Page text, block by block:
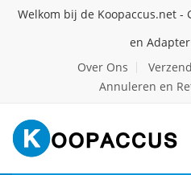
Welkom bij de Koopaccus.net -
en
Over Ons
Annuleren en